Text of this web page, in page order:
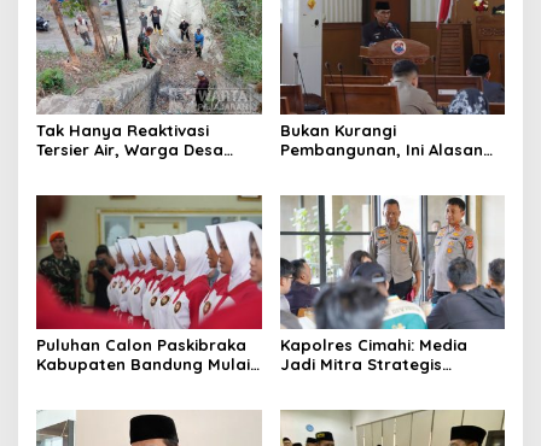
Tak Hanya Reaktivasi
Tersier Air, Warga Desa
Bukan Kurangi
Pembangunan, Ini Alasan
Daerah
Puluhan Calon Paskibraka
Kabupaten Bandung Mulai
Kapolres Cimahi: Media
Jadi Mitra Strategis